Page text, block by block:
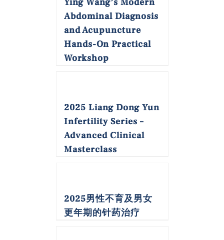
Abdominal Diagnosis
and Acupuncture
Hands-On Practical
Workshop
2025 Liang Dong Yun
Infertility Series –
Advanced Clinical
Masterclass
2025男性不育及男女
更年期的针药治疗